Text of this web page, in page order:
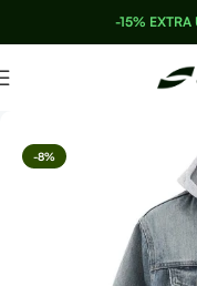
-15% EXTRA
-8%